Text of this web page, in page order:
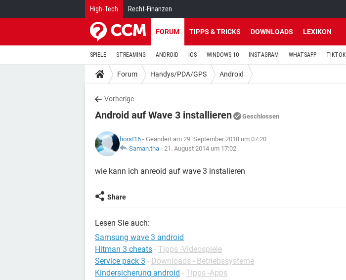
High-Tech Recht-Finanzen
FORUM TIPPS & TRICKS DOWNLOADS LEXIKON
SPIELE STREAMING ANDROID IOS WINDOWS 10 INSTAGRAM WHATSAPP TIKTOK
Forum Handys/PDA/GPS Android
Vorherige
Android auf Wave 3 installieren Geschlossen
horst16 - Geändert am 29. September 2018 um 07:20
Saman.tha - 21. August 2014 um 17:02
wie kann ich anreoid auf wave 3 instalieren
Share
Lesen Sie auch:
Samsung wave 3 android
Hitman 3 cheats - Tipps -Videospiele
Service pack 3 - Downloads - Betriebssysteme
Kindersicherung android - Tipps -Apps